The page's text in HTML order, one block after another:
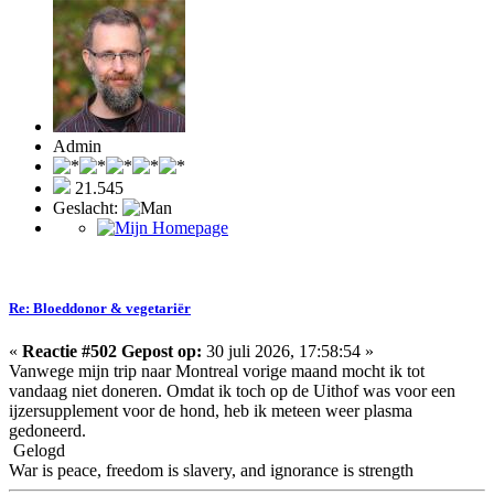
Admin
21.545
Geslacht:
Re: Bloeddonor & vegetariër
« Reactie #502 Gepost op: 30 juli 2026, 17:58:54 »
Vanwege mijn trip naar Montreal vorige maand mocht ik tot
vandaag niet doneren. Omdat ik toch op de Uithof was voor een
ijzersupplement voor de hond, heb ik meteen weer plasma
gedoneerd.
Gelogd
War is peace, freedom is slavery, and ignorance is strength